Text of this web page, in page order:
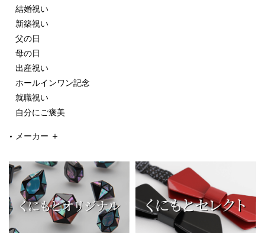
結婚祝い
新築祝い
父の日
母の日
出産祝い
ホールインワン記念
就職祝い
自分にご褒美
メーカー